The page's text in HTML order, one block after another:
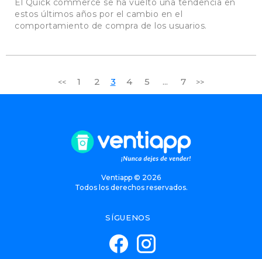
El Quick commerce se ha vuelto una tendencia en
estos últimos años por el cambio en el
comportamiento de compra de los usuarios.
<< 1 2 3 4 5 ... 7 >>
Ventiapp © 2026
Todos los derechos reservados.
SÍGUENOS